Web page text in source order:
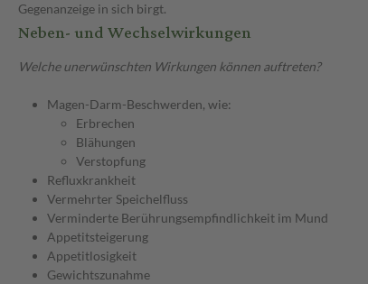
Gegenanzeige in sich birgt.
Neben- und Wechselwirkungen
Welche unerwünschten Wirkungen können auftreten?
Magen-Darm-Beschwerden, wie:
Erbrechen
Blähungen
Verstopfung
Refluxkrankheit
Vermehrter Speichelfluss
Verminderte Berührungsempfindlichkeit im Mund
Appetitsteigerung
Appetitlosigkeit
Gewichtszunahme